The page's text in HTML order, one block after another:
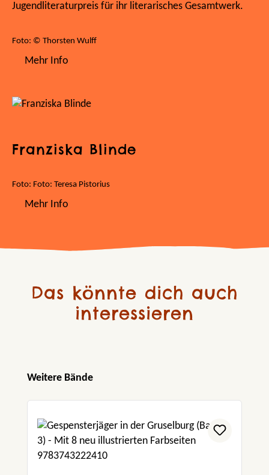
Jugendliteraturpreis für ihr literarisches Gesamtwerk.
Foto: © Thorsten Wulff
Mehr Info
Franziska Blinde
Foto: Foto: Teresa Pistorius
Mehr Info
Das könnte dich auch
interessieren
Produktgalerie überspringen
Weitere Bände